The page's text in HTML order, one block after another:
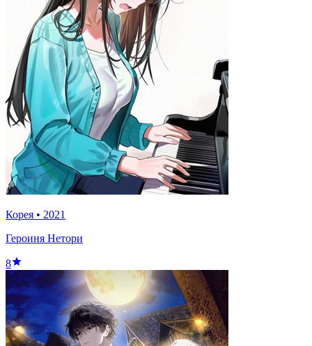
Корея • 2021
Героиня Нетори
8